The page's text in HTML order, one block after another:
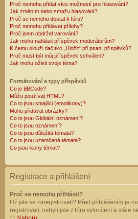
Proč nemohu přidat více možností pro hlasování?
Jak změním nebo smažu hlasování?
Proč se nemohu dostat k fóru?
Proč nemohu přidávat přílohy?
Proč jsem obdržel varování?
Jak mohu nahlásit příspěvek moderátorům?
K čemu slouží tlačítko „Uložit“ při psaní příspěvků?
Proč musí být můj příspěvek schválen?
Jak mohu oživit svoje téma?
Formátování a typy příspěvků
Co je BBCode?
Můžu používat HTML?
Co to jsou smajlíci (emotikony)?
Mohu přidávat obrázky?
Co to jsou Globální oznámení?
Co to jsou oznámení?
Co to jsou důležitá témata?
Co to jsou uzamčená témata?
Co jsou ikony témat?
Registrace a přihlášení
Proč se nemohu přihlásit?
Už jste se zaregistrovali? Před přihlášením je
registrovali, nebyli jste z fóra vyloučeni a stále